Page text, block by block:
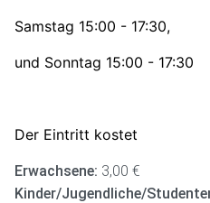
Samstag 15:00 - 17:30,
und Sonntag 15:00 - 17:30
Der Eintritt kostet
Erwachsene: 3,00 €
Kinder/Jugendliche/